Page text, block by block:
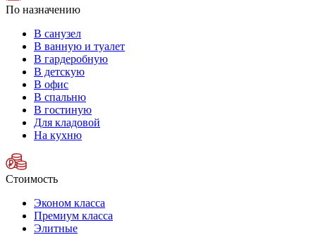
По назначению
В санузел
В ванную и туалет
В гардеробную
В детскую
В офис
В спальню
В гостиную
Для кладовой
На кухню
Стоимость
Эконом класса
Премиум класса
Элитные